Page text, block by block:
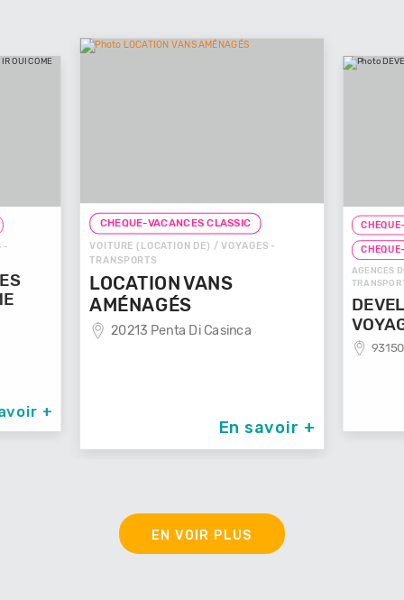
-
+
CHEQUE-VACANCES CLASSIC
VOITURE (LOCATION DE) / VOYAGES -
TRANSPORTS
LOCATION VANS
AMÉNAGÉS
20213 Penta Di Casinca
En savoir +
AGENCES
EN VOIR PLUS